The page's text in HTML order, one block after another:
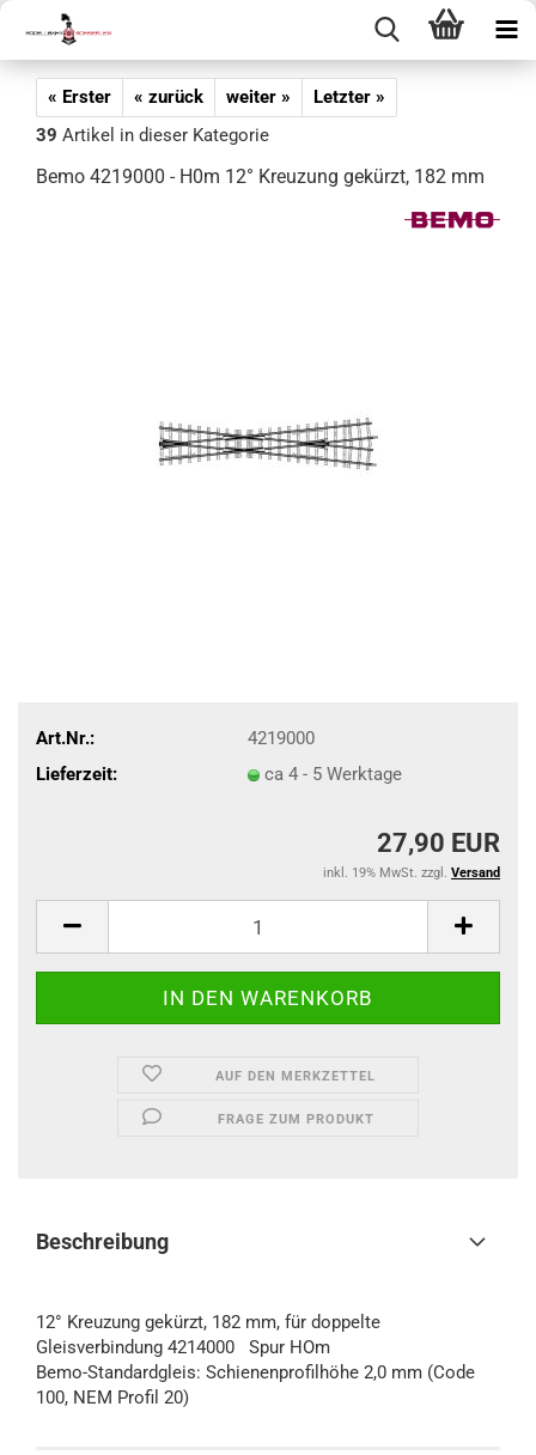
« Erster « zurück weiter »
Letzter »
39 Artikel in dieser Kategorie
Bemo 4219000 - H0m 12° Kreuzung gekürzt, 182 mm
Art.Nr.:
4219000
Lieferzeit:
ca 4 - 5 Werktage
27,90 EUR
inkl. 19% MwSt. zzgl. Versand
AUF DEN MERKZETTEL
FRAGE ZUM PRODUKT
Beschreibung
12° Kreuzung gekürzt, 182 mm, für doppelte
Gleisverbindung 4214000 Spur HOm
Bemo-Standardgleis: Schienenprofilhöhe 2,0 mm (Code
100, NEM Profil 20)